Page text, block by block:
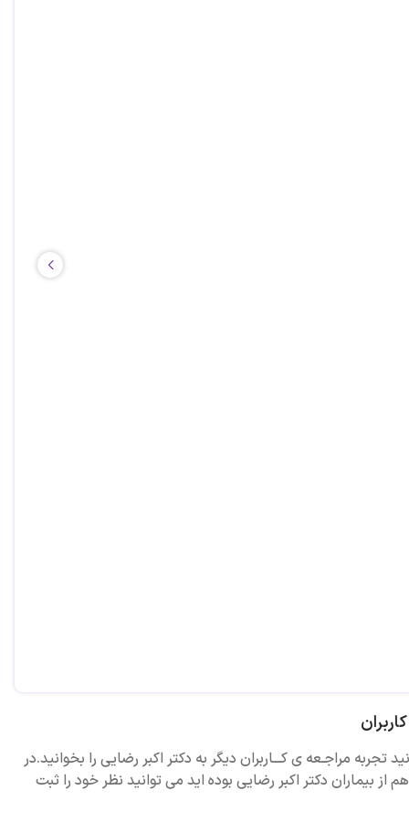
تجربه مراجـعه ی کـــاربران دیگر به دکتر اکبر رضایی را بخوانید.در
از بیماران دکتر اکبر رضایی بوده اید می توانید نظر خود را ثبت